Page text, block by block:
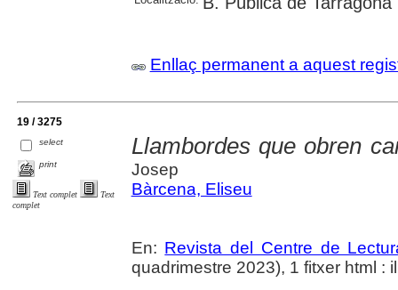
Enllaç permanent a aquest
19 / 3275
select
print
Text complet
Text
complet
Llambordes que obren
Josep
Bàrcena, Eliseu
En: Revista del Centre de
quadrimestre 2023), 1 fitxer html :